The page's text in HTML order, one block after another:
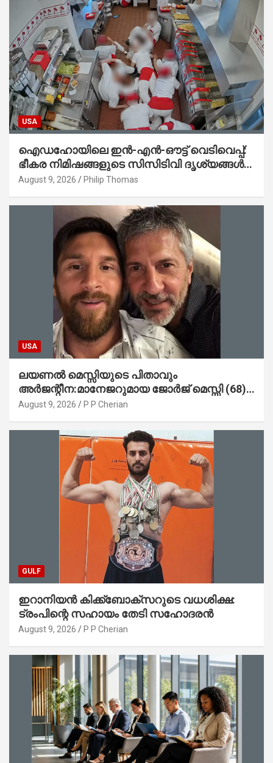
USA
ഐഡഹോയിലെ ഇൻ-എൻ-ഔട്ട് വെടിവെപ്പ്:
ഭീകര നിമിഷങ്ങളുടെ സിസിടിവി ദൃശ്യങ്ങൾ
പുറത്ത്; ആക്രമണത്തിന് പിന്നിലെ കാരണം
August 9, 2026 Philip Thomas
USA
ലയണൽ മെസ്സിയുടെ പിതാവും
അർജന്റീന:മാനേജറുമായ ജോർജ് മെസ്സി (68)
അന്തരിച്ചു
August 9, 2026 P P Cherian
GULF
ഇറാനിയൻ കിക്ക്ബോക്സറുടെ വധശിക്ഷ:
ട്രംപിന്റെ സഹായം തേടി സഹോദരൻ
August 9, 2026 P P Cherian